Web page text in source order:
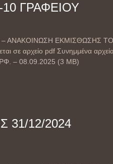
10 ΓΡΑΦΕΙΟΥ
– ΑΝΑΚΟΙΝΩΣΗ ΕΚΜΙΣΘΩΣΗΣ
σε αρχείο pdf Συνημμένα
– 08.09.2025 (3 MB)
31/12/2024